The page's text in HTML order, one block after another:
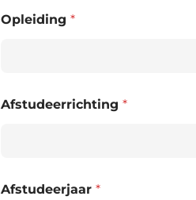
Opleiding *
Afstudeerrichting *
Afstudeerjaar *